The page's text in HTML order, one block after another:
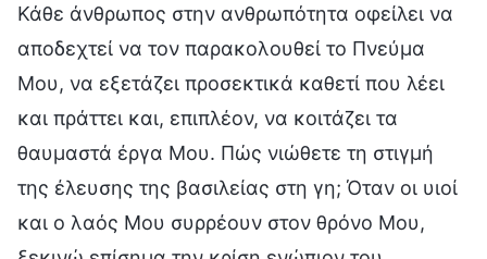
Κάθε άνθρωπος στην ανθρωπότητα οφείλει να
αποδεχτεί να τον παρακολουθεί το Πνεύμα
Μου, να εξετάζει προσεκτικά καθετί που λέει
και πράττει και, επιπλέον, να κοιτάζει τα
θαυμαστά έργα Μου. Πώς νιώθετε τη στιγμή
της έλευσης της βασιλείας στη γη; Όταν οι υιοί
και ο λαός Μου συρρέουν στον θρόνο Μου,